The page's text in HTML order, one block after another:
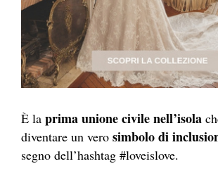
È la prima unione civile nell’isola
diventare un vero simbolo di
segno dell’hashtag #loveislove.